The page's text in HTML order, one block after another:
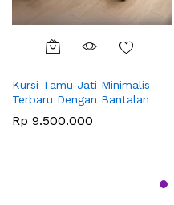
Kursi Tamu Jati Minimalis
Terbaru Dengan Bantalan
Rp 9.500.000